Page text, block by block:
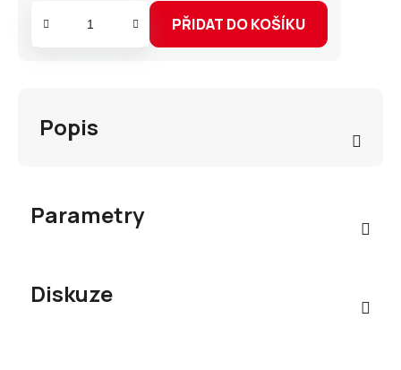
PŘIDAT DO KOŠÍKU
Popis
Parametry
Diskuze